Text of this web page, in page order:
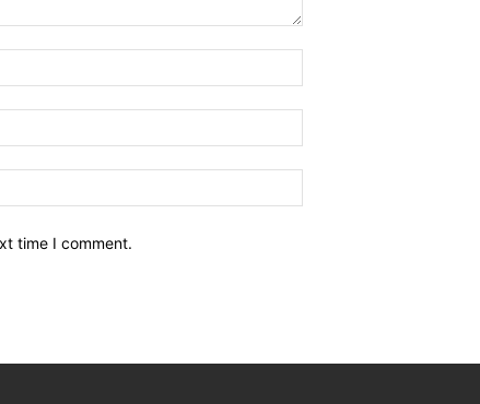
Web:
time I comment.